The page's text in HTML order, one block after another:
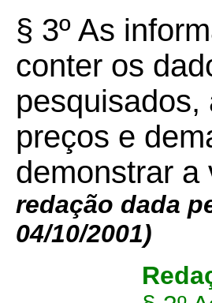
§ 3º As
conter os
preços e
demonstrar
redação dada
04/10/2001)